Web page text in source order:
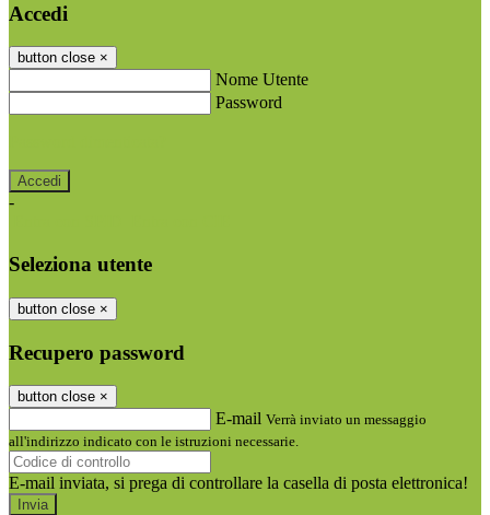
Accedi
button close ×
Nome Utente
Password
-
Seleziona utente
button close ×
Recupero password
button close ×
E-mail Verrà inviato un messaggio
all'indirizzo indicato con le istruzioni necessarie.
E-mail inviata, si prega di controllare la casella di posta elettronica!